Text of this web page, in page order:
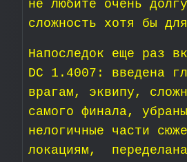
не любите очень
сложность хотя бы
Напоследок еще раз
DC 1.4007: введена
врагам, эквипу,
самого финала,
нелогичные части
локациям,